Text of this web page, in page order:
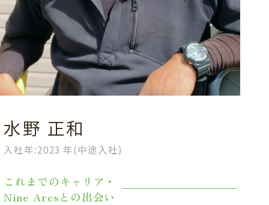
水野 正和
入社年:2023 年(中途入社)
これまでのキャリア・
Nine Arcsとの出会い